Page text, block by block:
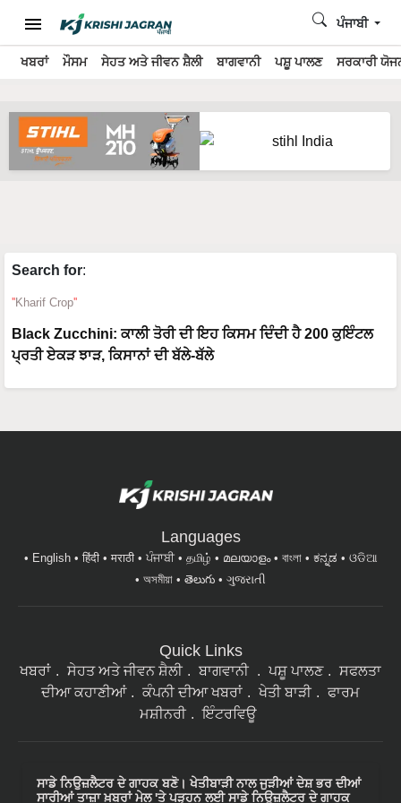
ਖਬਰਾਂ ਮੌਸਮ ਸੇਹਤ ਅਤੇ ਜੀਵਨ ਸ਼ੈਲੀ ਬਾਗਵਾਨੀ ਪਸ਼ੂ ਪਾਲਣ ਸਰਕਾਰੀ
ਪੰਜਾਬੀ
Search for:
Kharif Crop
Black Zucchini: ਕਾਲੀ ਤੋਰੀ ਦੀ ਇਹ ਕਿਸਮ ਦਿੰਦੀ ਹੈ 200 ਕੁਇੰਟਲ
ਪ੍ਰਤੀ ਏਕੜ ਝਾੜ, ਕਿਸਾਨਾਂ ਦੀ ਬੱਲੇ-ਬੱਲੇ
Languages
English हिंदी मराठी ਪੰਜਾਬੀ தமிழ் മലയാളം বাংলা ಕನ್ನಡ
ଓଡିଆ
অসমীয়া
తెలుగు ગુજરાતી
Quick Links
ਖਬਰਾਂ ਸੇਹਤ ਅਤੇ ਜੀਵਨ ਸ਼ੈਲੀ ਬਾਗਵਾਨੀ ਪਸ਼ੂ ਪਾਲਣ
ਸਫਲਤਾ
ਦੀਆ ਕਹਾਣੀਆਂ
ਕੰਪਨੀ ਦੀਆ ਖਬਰਾਂ ਖੇਤੀ ਬਾੜੀ
ਫਾਰਮ
ਮਸ਼ੀਨਰੀ
ਇੰਟਰਵਿਊ
ਸਾਡੇ ਨਿਉਜ਼ਲੈਟਰ ਦੇ ਗਾਹਕ ਬਣੋ। ਖੇਤੀਬਾੜੀ ਨਾਲ ਜੁੜੀਆਂ ਦੇਸ਼ ਭਰ ਦੀਆਂ
ਸਾਰੀਆਂ ਤਾਜ਼ਾ ਖ਼ਬਰਾਂ ਮੇਲ 'ਤੇ ਪੜ੍ਹਨ ਲਈ ਸਾਡੇ ਨਿਉਜ਼ਲੈਟਰ ਦੇ ਗਾਹਕ